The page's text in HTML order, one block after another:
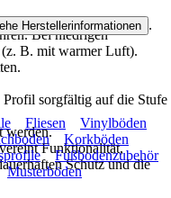
Bei niedrigen
(z. B. mit warmer Luft).
sorgfältig auf die Stufe
werden.
Funktionalität,
Schutz und die
Herstellerinformationen .
Fliesen
Vinylböden
Korkböden
Fußbodenzubehör
Musterböden